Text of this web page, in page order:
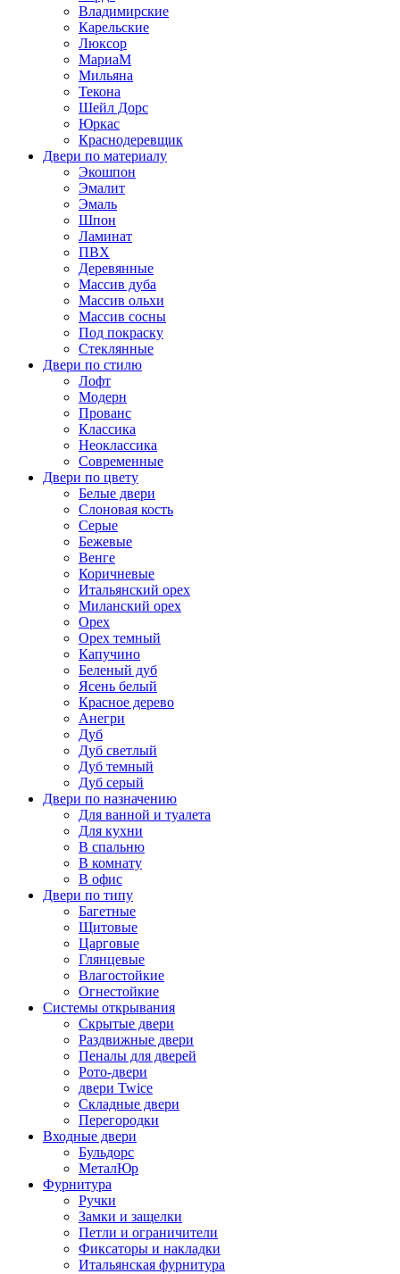
Владимирские
Карельские
Люксор
МариаМ
Мильяна
Текона
Шейл Дорс
Юркас
Краснодеревщик
Двери по материалу
Экошпон
Эмалит
Эмаль
Шпон
Ламинат
ПВХ
Деревянные
Массив дуба
Массив ольхи
Массив сосны
Под покраску
Стеклянные
Двери по стилю
Лофт
Модерн
Прованс
Классика
Неоклассика
Современные
Двери по цвету
Белые двери
Слоновая кость
Серые
Бежевые
Венге
Коричневые
Итальянский орех
Миланский орех
Орех
Орех темный
Капучино
Беленый дуб
Ясень белый
Красное дерево
Анегри
Дуб
Дуб светлый
Дуб темный
Дуб серый
Двери по назначению
Для ванной и туалета
Для кухни
В спальню
В комнату
В офис
Двери по типу
Багетные
Щитовые
Царговые
Глянцевые
Влагостойкие
Огнестойкие
Системы открывания
Скрытые двери
Раздвижные двери
Пеналы для дверей
Рото-двери
двери Twice
Складные двери
Перегородки
Входные двери
Бульдорс
МеталЮр
Фурнитура
Ручки
Замки и защелки
Петли и ограничители
Фиксаторы и накладки
Итальянская фурнитура